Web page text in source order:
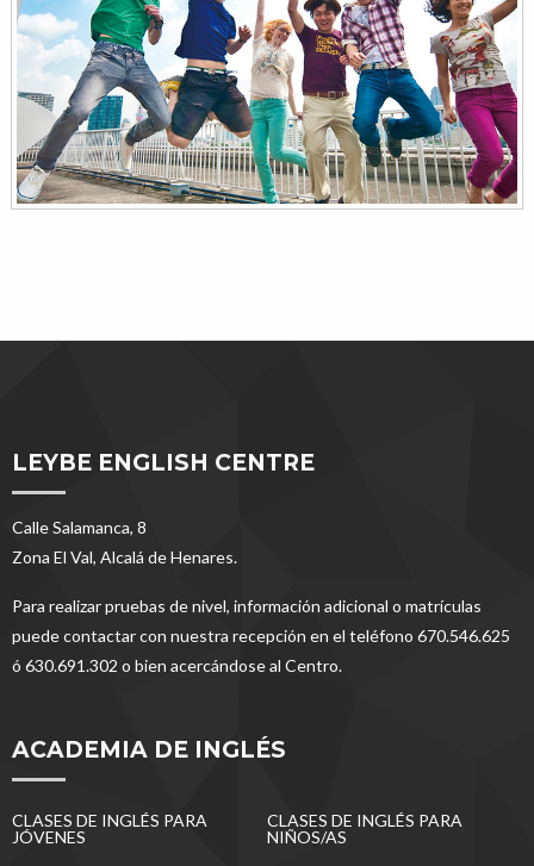
LEYBE ENGLISH CENTRE
Calle Salamanca, 8
Zona El Val, Alcalá de Henares.
Para realizar pruebas de nivel, información adicional o matrículas
puede contactar con nuestra recepción en el teléfono 670.546.625
ó 630.691.302 o bien acercándose al Centro.
ACADEMIA DE INGLÉS
CLASES DE INGLÉS PARA
JÓVENES
CLASES DE INGLÉS PARA
NIÑOS/AS